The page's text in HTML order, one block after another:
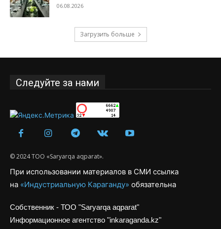
06.08.2026
Загрузить больше
Следуйте за нами
© 2024 ТОО «Saryarqa aqparat».
При использовании материалов в СМИ ссылка
на «Индустриальную Караганду» обязательна
Собственник - ТОО "Saryarqa aqparat"
Информационное агентство "inkaraganda.kz"